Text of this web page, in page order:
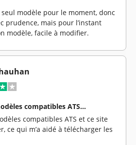
seul modèle pour le moment, donc
prudence, mais pour l’instant
modèle, facile à modifier.
compatibles ATS…
compatibles ATS et ce site
ce qui m’a aidé à télécharger les